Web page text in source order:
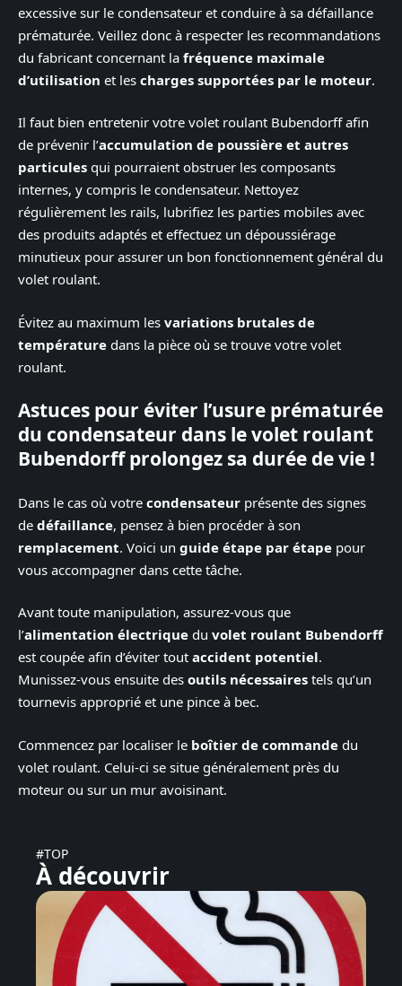
excessive sur le condensateur et conduire à sa défaillance
prématurée. Veillez donc à respecter les recommandations
du fabricant concernant la fréquence maximale
d’utilisation et les charges supportées par le moteur.
Il faut bien entretenir votre volet roulant Bubendorff afin
de prévenir l’accumulation de poussière et autres
particules qui pourraient obstruer les composants
internes, y compris le condensateur. Nettoyez
régulièrement les rails, lubrifiez les parties mobiles avec
des produits adaptés et effectuez un dépoussiérage
minutieux pour assurer un bon fonctionnement général du
volet roulant.
Évitez au maximum les variations brutales de
température dans la pièce où se trouve votre volet
roulant.
Astuces pour éviter l’usure prématurée
du condensateur dans le volet roulant
Bubendorff prolongez sa durée de vie !
Dans le cas où votre condensateur présente des signes
de défaillance, pensez à bien procéder à son
remplacement. Voici un guide étape par étape pour
vous accompagner dans cette tâche.
Avant toute manipulation, assurez-vous que
l’alimentation électrique du volet roulant Bubendorff
est coupée afin d’éviter tout accident potentiel.
Munissez-vous ensuite des outils nécessaires tels qu’un
tournevis approprié et une pince à bec.
Commencez par localiser le boîtier de commande du
volet roulant. Celui-ci se situe généralement près du
moteur ou sur un mur avoisinant.
#TOP
À découvrir